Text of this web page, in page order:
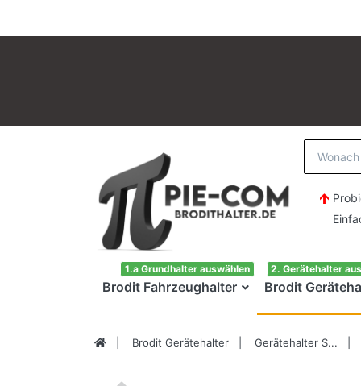
Einfach
Brodit Fahrzeughalter
1.a Grundhalter auswählen
Brodit
2. Gerätehalter
Brodit Gerätehalter Gerätehalter S...